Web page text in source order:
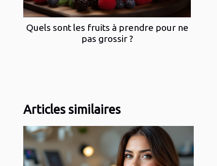
Quels sont les fruits à prendre pour ne
pas grossir ?
Articles similaires